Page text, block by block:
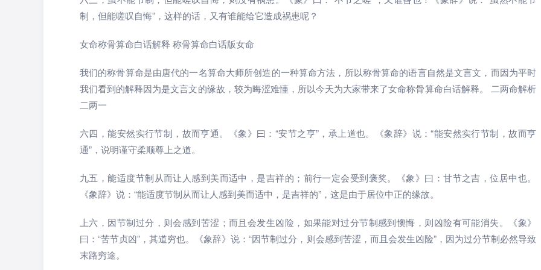
制，但能嗟叹自悔”，这样的话，又有谁能给它造成祸患呢？
女命称骨算命白话解释 称骨算命白话版女命
我们的称骨算命是由唐代的一名算命大师所创造的一种算命方法，所以称骨算命的语言自然是文言文，而因为平时
我们看到的解释因为是文言文的缘故，较为晦涩难懂，所以今天为大家带来了女命称骨算命白话解释。 二两命解析
二两一
六四，能安然实行节制，故而亨通。《象》曰：“安节之亨”，承上道也。《象辞》说：“能安然实行节制，故而亨
通”，说明谨守柔顺尊上之道。
九五，能适度节制从而让人感到美而适中，是吉祥的；前行一定会受到褒奖。《象》曰：甘节之吉，位居中也。
《象辞》说：“能适度节制从而让人感到美而适中，是吉祥的”，这是由于居位中正的缘故。
上六，因节制过分，则会感到苦涩；而且会发生凶险，如果能对过分节制感到懊悔，则凶险有可能消失。《象》
曰：“苦节贞凶”，其道穷也。《象辞》说：“因节制过分，则会感到苦涩，而且会发生凶险”，因为过分节制必然导致
末路穷途。